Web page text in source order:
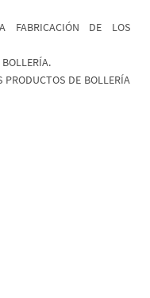
FABRICACIÓN DE LOS
DE BOLLERÍA